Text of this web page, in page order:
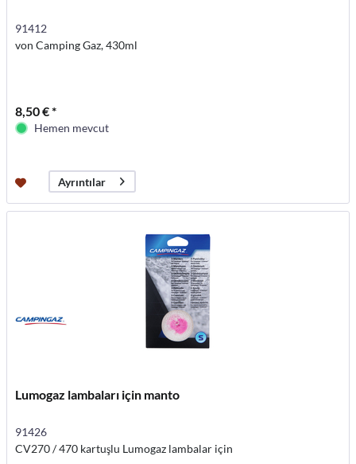
91412
von Camping Gaz, 430ml
8,50 € *
Hemen mevcut
Ayrıntılar
Lumogaz lambaları için manto
91426
CV270 / 470 kartuşlu Lumogaz lambalar için